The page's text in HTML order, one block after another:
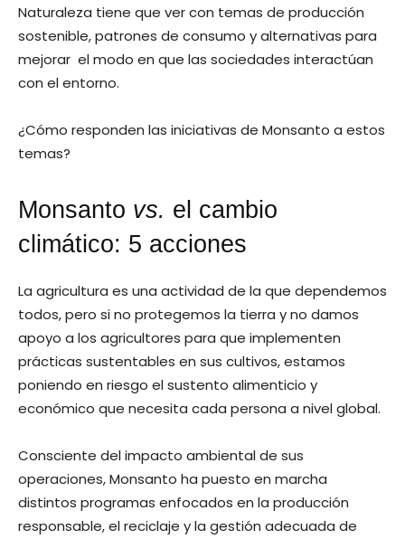
Naturaleza tiene que ver con temas de producción
sostenible, patrones de consumo y alternativas para
mejorar el modo en que las sociedades interactúan
con el entorno.
¿Cómo responden las iniciativas de Monsanto a estos
temas?
Monsanto vs. el cambio
climático: 5 acciones
La agricultura es una actividad de la que dependemos
todos, pero si no protegemos la tierra y no damos
apoyo a los agricultores para que implementen
prácticas sustentables en sus cultivos, estamos
poniendo en riesgo el sustento alimenticio y
económico que necesita cada persona a nivel global.
Consciente del impacto ambiental de sus
operaciones, Monsanto ha puesto en marcha
distintos programas enfocados en la producción
responsable, el reciclaje y la gestión adecuada de